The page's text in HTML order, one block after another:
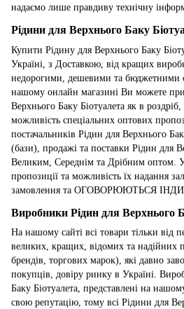
надаємо лише правдиву технічну
Рідини для Верхнього Баку
Купити Рідину для Верхнього Баку
Україні, з Доставкою, від кращих
недорогими, дешевими та бюджетними
нашому онлайн магазині Ви можете
Верхнього Баку Біотуалета як в
можливість спеціальних оптових
постачальників Рідин для Верхнього
(бази), продажі та поставки Рідин для
Великим, Середнім та Дрібним оптом.
пропозиції та можливість їх надання
замовлення та ОГОВОРЮЮТЬСЯ
Виробники Рідин для Верхнього
На нашому сайті всі товари тільки від
великих, кращих, відомих та надійних
брендів, торгових марок), які давно
покупців, довіру ринку в Україні.
Баку Біотуалета, представлені на
свою репутацію, тому всі Рідини для